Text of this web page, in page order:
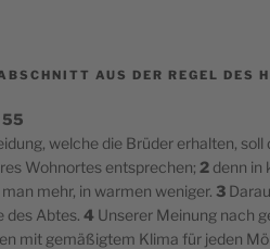
AUS DER REGEL DES
55
welche die Brüder erhalten, soll
Wohnortes entsprechen; 2denn in
mehr, in warmen weniger. 3
des Abtes. 4Unserer Meinung nach
mit gemäßigtem Klima für jeden